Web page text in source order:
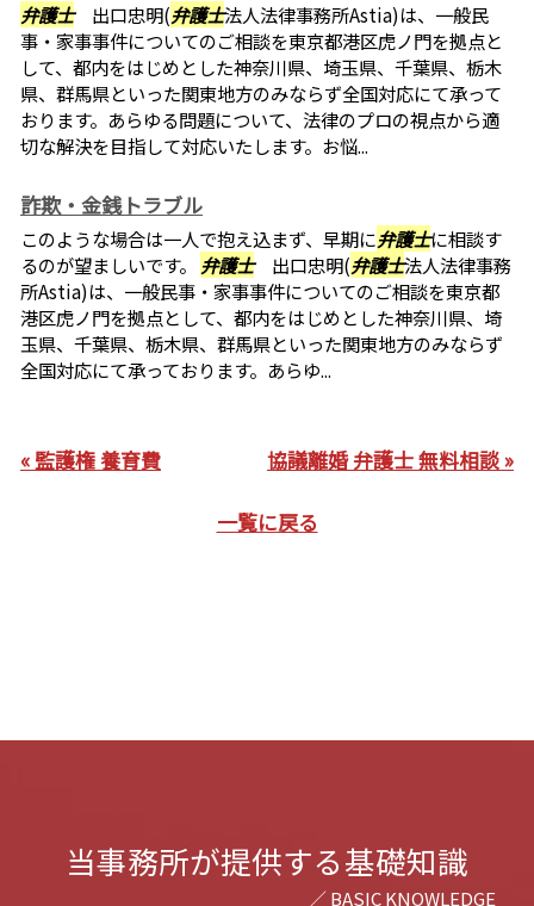
弁護士出口忠明(弁護士法人法律事務所Astia)は、一般民
事・家事事件についてのご相談を東京都港区虎ノ門を拠点と
して、都内をはじめとした神奈川県、埼玉県、千葉県、栃木
県、群馬県といった関東地方のみならず全国対応にて承って
おります。あらゆる問題について、法律のプロの視点から適
切な解決を目指して対応いたします。お悩...
詐欺・金銭トラブル
このような場合は一人で抱え込まず、早期に弁護士に相談す
るのが望ましいです。 弁護士出口忠明(弁護士法人法律事務
所Astia)は、一般民事・家事事件についてのご相談を東京都
港区虎ノ門を拠点として、都内をはじめとした神奈川県、埼
玉県、千葉県、栃木県、群馬県といった関東地方のみならず
全国対応にて承っております。あらゆ...
« 監護権 養育費 協議離婚 弁護士 無料相談 »
一覧に戻る
当事務所が提供する基礎知識